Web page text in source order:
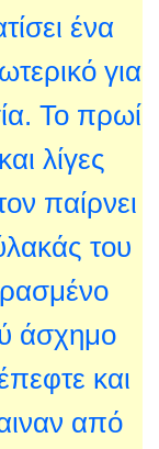
ένα
για
Το πρωί
λίγες
παίρνει
του
άσχημο
και
από